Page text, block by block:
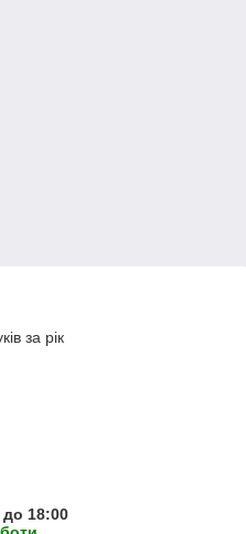
за рік
до 18:00